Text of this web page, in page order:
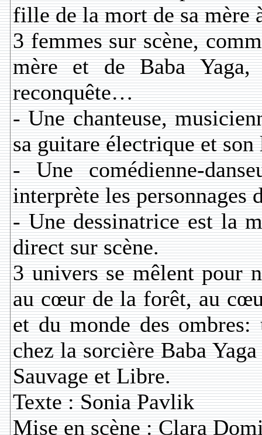
fille de la mort de sa mère
3 femmes sur scène,
mère et de Baba
reconquête…
- Une chanteuse,
sa guitare électrique et
- Une comédienne-
interprète les personnages
- Une dessinatrice est la
direct sur scène.
3 univers se mêlent pour
au cœur de la forêt, au
et du monde des ombres:
chez la sorcière Baba
Sauvage et Libre.
Texte : Sonia Pavlik
Mise en scène : Clara